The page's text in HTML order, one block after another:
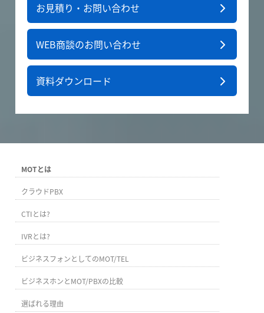
お見積り・お問い合わせ
WEB商談のお問い合わせ
資料ダウンロード
MOTとは
クラウドPBX
CTIとは?
IVRとは?
ビジネスフォンとしてのMOT/TEL
ビジネスホンとMOT/PBXの比較
選ばれる理由